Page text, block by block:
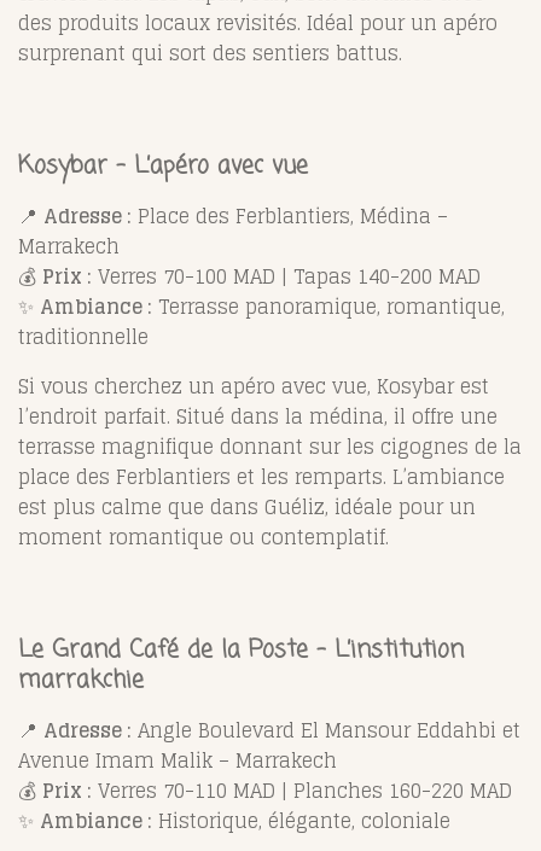
des produits locaux revisités. Idéal pour un apéro
surprenant qui sort des sentiers battus.
Kosybar – L’apéro avec vue
📍 Adresse : Place des Ferblantiers, Médina –
Marrakech
💰 Prix : Verres 70-100 MAD | Tapas 140-200 MAD
✨ Ambiance : Terrasse panoramique, romantique,
traditionnelle
Si vous cherchez un apéro avec vue, Kosybar est
l’endroit parfait. Situé dans la médina, il offre une
terrasse magnifique donnant sur les cigognes de la
place des Ferblantiers et les remparts. L’ambiance
est plus calme que dans Guéliz, idéale pour un
moment romantique ou contemplatif.
Le Grand Café de la Poste – L’institution
marrakchie
📍 Adresse : Angle Boulevard El Mansour Eddahbi et
Avenue Imam Malik – Marrakech
💰 Prix : Verres 70-110 MAD | Planches 160-220 MAD
✨ Ambiance : Historique, élégante, coloniale